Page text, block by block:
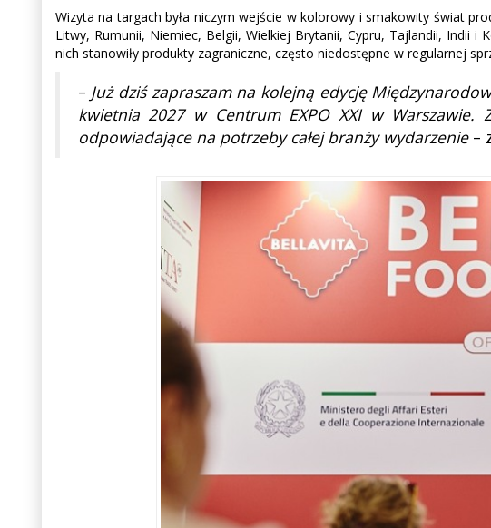
Wizyta na targach była niczym wejście w kolorowy i smakowity świat
Litwy, Rumunii, Niemiec, Belgii, Wielkiej Brytanii, Cypru, Tajlandii, Indii
nich stanowiły produkty zagraniczne, często niedostępne w regularnej
– Już dziś zapraszam na kolejną edycję
kwietnia 2027 w Centrum EXPO XXI w Warszawie.
odpowiadające na potrzeby całej branży wydarzenie –